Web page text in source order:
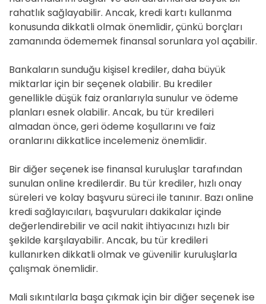
rahatlık sağlayabilir. Ancak, kredi kartı kullanma
konusunda dikkatli olmak önemlidir, çünkü borçları
zamanında ödememek finansal sorunlara yol açabilir.
Bankaların sunduğu kişisel krediler, daha büyük
miktarlar için bir seçenek olabilir. Bu krediler
genellikle düşük faiz oranlarıyla sunulur ve ödeme
planları esnek olabilir. Ancak, bu tür kredileri
almadan önce, geri ödeme koşullarını ve faiz
oranlarını dikkatlice incelemeniz önemlidir.
Bir diğer seçenek ise finansal kuruluşlar tarafından
sunulan online kredilerdir. Bu tür krediler, hızlı onay
süreleri ve kolay başvuru süreci ile tanınır. Bazı online
kredi sağlayıcıları, başvuruları dakikalar içinde
değerlendirebilir ve acil nakit ihtiyacınızı hızlı bir
şekilde karşılayabilir. Ancak, bu tür kredileri
kullanırken dikkatli olmak ve güvenilir kuruluşlarla
çalışmak önemlidir.
Mali sıkıntılarla başa çıkmak için bir diğer seçenek ise